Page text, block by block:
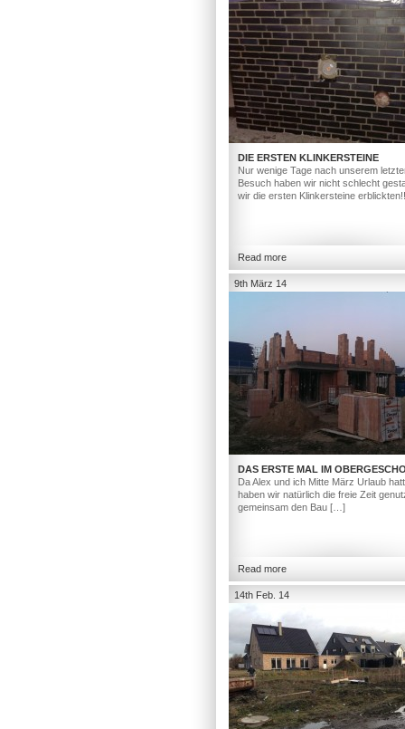
DIE ERSTEN KLINKERSTEINE
Nur wenige Tage nach unserem
Besuch haben wir nicht schlecht
wir die ersten Klinkersteine
Read more
9th März 14
DAS ERSTE MAL IM
Da Alex und ich Mitte März Urlaub
haben wir natürlich die freie Zeit
gemeinsam den Bau […]
Read more
14th Feb. 14